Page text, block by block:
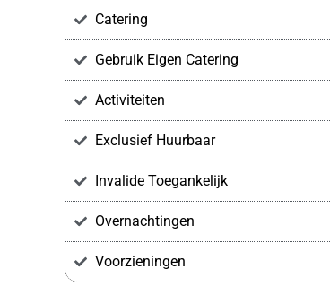
Catering
Gebruik Eigen Catering
Activiteiten
Exclusief Huurbaar
Invalide Toegankelijk
Overnachtingen
Voorzieningen